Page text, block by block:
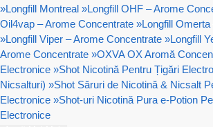
»Longfill Montreal »Longfill OHF – Arome
Oil4vap – Arome Concentrate »Longfill
»Longfill Viper – Arome Concentrate »Longfill
Arome Concentrate »OXVA OX Aromă
Electronice »Shot Nicotină Pentru Țigări
Nicsalturi) »Shot Săruri de Nicotină & Nicsalt
Electronice »Shot-uri Nicotină Pura e-Potion
Electronice